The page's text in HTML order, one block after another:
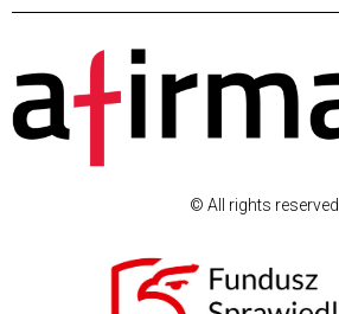
© All rights reserved.